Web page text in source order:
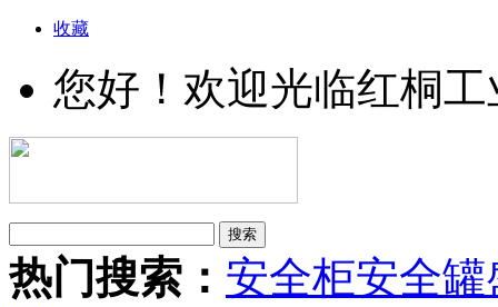
收藏
您好！欢迎光临红桐
热门搜索： 安全柜安全罐